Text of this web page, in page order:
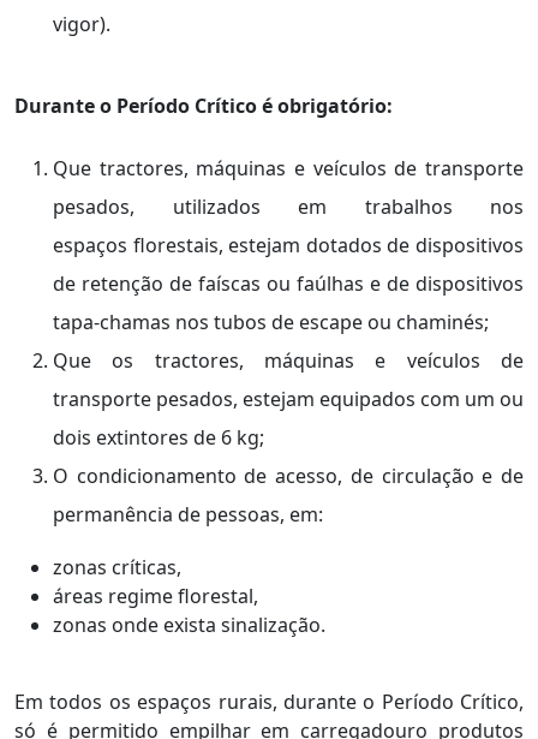
vigor).
Durante o Período Crítico é obrigatório:
Que tractores, máquinas e veículos de transporte
pesados, utilizados em trabalhos nos
espaços florestais, estejam dotados de dispositivos
de retenção de faíscas ou faúlhas e de dispositivos
tapa-chamas nos tubos de escape ou chaminés;
Que os tractores, máquinas e veículos de
transporte pesados, estejam equipados com um ou
dois extintores de 6 kg;
O condicionamento de acesso, de circulação e de
permanência de pessoas, em:
zonas críticas,
áreas regime florestal,
zonas onde exista sinalização.
Em todos os espaços rurais, durante o Período Crítico,
só é permitido empilhar em carregadouro produtos